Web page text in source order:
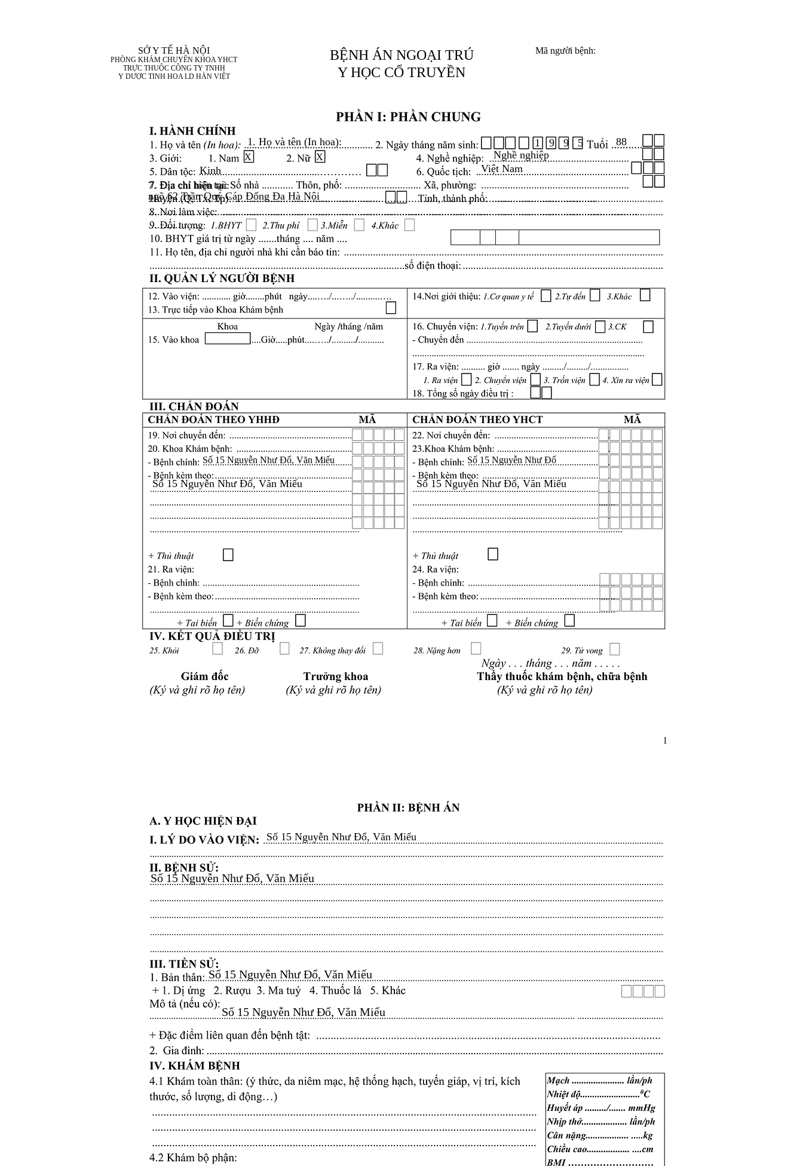
SỞ Y TẾ HÀ NỘI
PHÒNG KHÁM CHUYÊN KHOA YHCT
TRỰC THUỘC CÔNG TY TNHH
Y DƯỢC TINH HOA LD HÀN VIỆT
BỆNH ÁN NGOẠI TRÚ
Y HỌC CỔ TRUYỀN
Mã người bệnh:
1. Họ và tên (In hoa): 1 9 9 5 88
X X
Nghề nghiệp
Việt Nam
Kinh
7. Địa chỉ hiện tại:
......................................................................................................................................................
....................................................................................................................................................................
..................
ngõ 62 Trần Quý Cáp Đống Đa Hà Nội
Số 15 Nguyễn Như Đổ, Văn Miếu
Số 15 Nguyễn Như Đổ, Văn Miếu
Số 15 Nguyễn Như Đổ
Số 15 Nguyễn Như Đổ, Văn Miếu
Số 15 Nguyễn Như Đổ, Văn Miếu
Số 15 Nguyễn Như Đổ, Văn Miếu​​​​
Số 15 Nguyễn Như Đổ, Văn Miếu​​​​
Số 15 Nguyễn Như Đổ, Văn Miếu​​​​